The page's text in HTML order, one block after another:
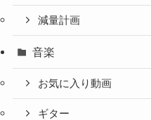
減量計画
音楽
お気に入り動画
ギター